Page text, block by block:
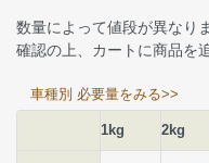
数量によって値段が異なり
確認の上、カートに商品を
車種別 必要量をみる>>